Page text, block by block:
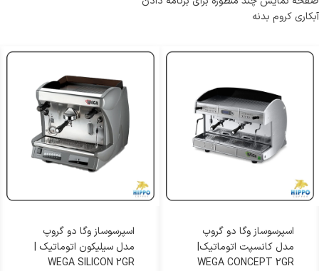
آبکاری کروم بدنه
اسپرسوساز وگا دو گروپ
مدل کانسپت اتوماتیک|
WEGA CONCEPT 2GR
اسپرسوساز وگا دو گروپ
مدل سیلیکون اتوماتیک |
WEGA SILICON 2GR